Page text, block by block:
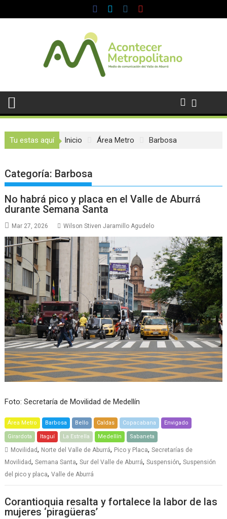
al
Tu estas aquí Inicio Área Metro Barbosa
Categoría: Barbosa
No habrá pico y placa en el Valle de Aburrá
durante Semana Santa
Mar 27, 2026 Wilson Stiven Jaramillo Agudelo
Foto: Secretaría de Movilidad de Medellín
Área Metro Barbosa Bello Caldas Copacabana Envigado
Girardota Itaguí La Estrella Medellín Sabaneta
Movilidad, Norte del Valle de Aburrá, Pico y Placa,Secretarías de
Movilidad,Semana Santa,Sur del Valle de Aburrá,Suspensión,Suspensión
del pico y placa,Valle de Aburrá
Corantioquia resalta y fortalece la labor de las
mujeres ‘piragüeras’